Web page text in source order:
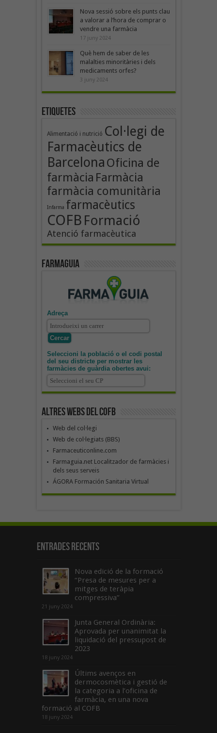
Nova sessió sobre els punts clau
a valorar a l’hora de comprar o
vendre una farmàcia
17 juny 2024
Què hem de saber de les
malalties minoritàries i dels
medicaments orfes?
3 juny 2024
Etiquetes
Alimentació i nutrició Col·legi de
Farmacèutics de
Barcelona Oficina de
farmàcia Farmàcia
farmàcia comunitària
Infarma farmacèutics
COFB Formació
Atenció farmacèutica
Farmaguia
Adreça
Seleccioni la població o el codi postal
del seu districte per mostrar les
farmàcies de guàrdia obertes avui:
Altres webs del COFB
Web del col·legi
Web de col·legiats (BBS)
Farmaceuticonline.com
Farmaguia.net Localitzador de farmàcies i
dels seus serveis
ÁGORA Formación Sanitaria Virtual
Entrades recents
Nova edició de la formació
“Presa de mesures per a
mitges de teràpia
compressiva”
21 juny 2024
Junta General Ordinària:
Aprovada per unanimitat la
liquidació del pressupost de
2023
18 juny 2024
Últims avenços en
dermocosmètica i gestió de
la categoria a l’oficina de
farmàcia, en una nova
formació al COFB
18 juny 2024